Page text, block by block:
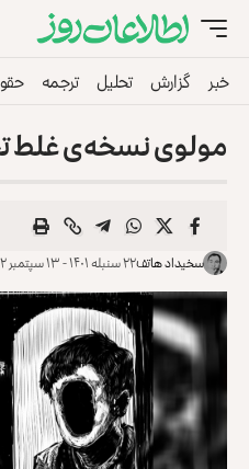
خبر گزارش تحلیل ترجمه
مولوی نسخه‌ی غلط
سخیداد هاتف۲۲ سنبله ۱۴۰۱ - ۱۳ سپتمبر ۲۰۲۲